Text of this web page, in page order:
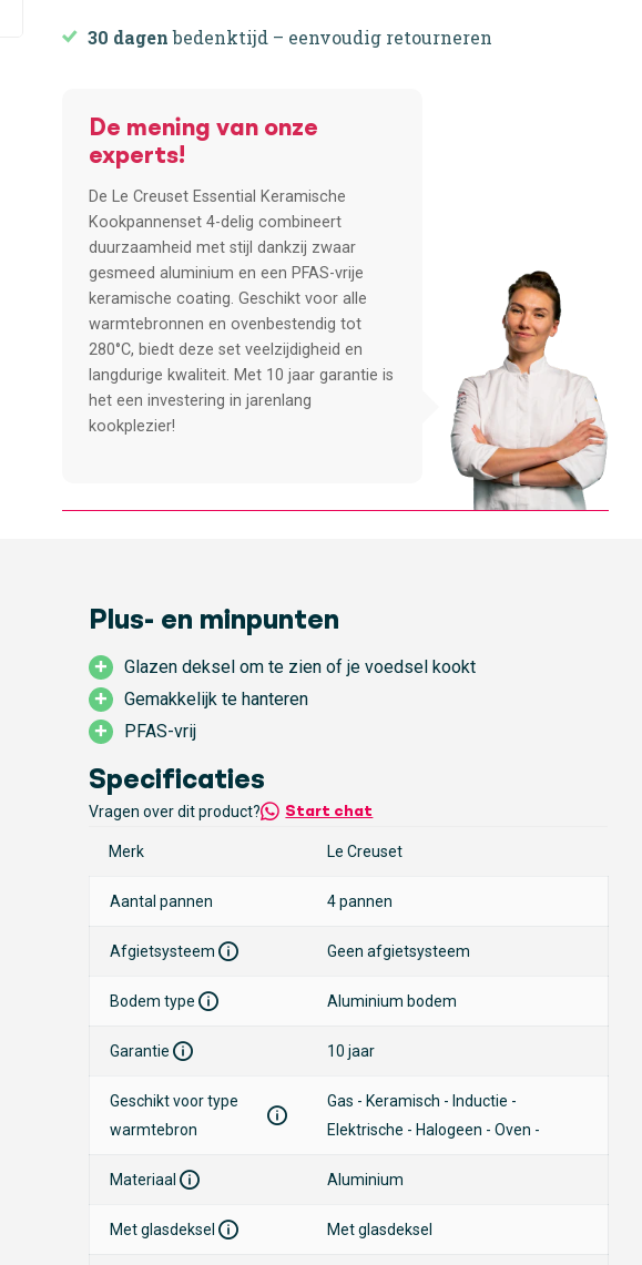
30 dagenbedenktijd – eenvoudig retourneren
De mening van onze
experts!
De Le Creuset Essential Keramische
Kookpannenset 4-delig combineert
duurzaamheid met stijl dankzij zwaar
gesmeed aluminium en een PFAS-vrije
keramische coating. Geschikt voor alle
warmtebronnen en ovenbestendig tot
280°C, biedt deze set veelzijdigheid en
langdurige kwaliteit. Met 10 jaar garantie is
het een investering in jarenlang
kookplezier!
Plus- en minpunten
Glazen deksel om te zien of je voedsel kookt
Gemakkelijk te hanteren
PFAS-vrij
Specificaties
Vragen over dit product? Start chat
Merk Le Creuset
Aantal pannen 4 pannen
Afgietsysteem Geen afgietsysteem
Bodem type Aluminium bodem
Garantie 10 jaar
Geschikt voor type
warmtebron
Gas - Keramisch - Inductie -
Elektrische - Halogeen - Oven -
Materiaal Aluminium
Met glasdeksel Met glasdeksel